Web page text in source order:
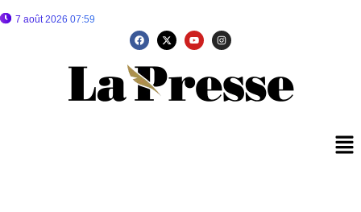
7 août 2026 07:59